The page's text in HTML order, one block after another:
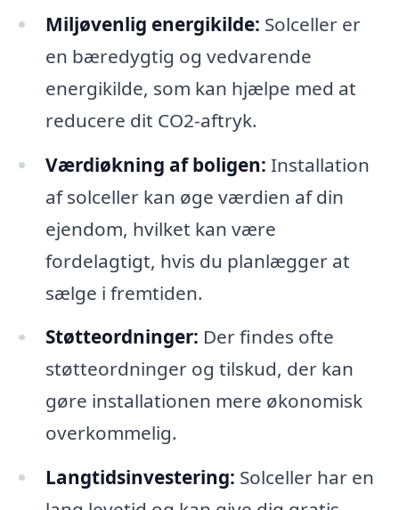
Miljøvenlig energikilde: Solceller er
en bæredygtig og vedvarende
energikilde, som kan hjælpe med at
reducere dit CO2-aftryk.
Værdiøkning af boligen: Installation
af solceller kan øge værdien af din
ejendom, hvilket kan være
fordelagtigt, hvis du planlægger at
sælge i fremtiden.
Støtteordninger: Der findes ofte
støtteordninger og tilskud, der kan
gøre installationen mere økonomisk
overkommelig.
Langtidsinvestering: Solceller har en